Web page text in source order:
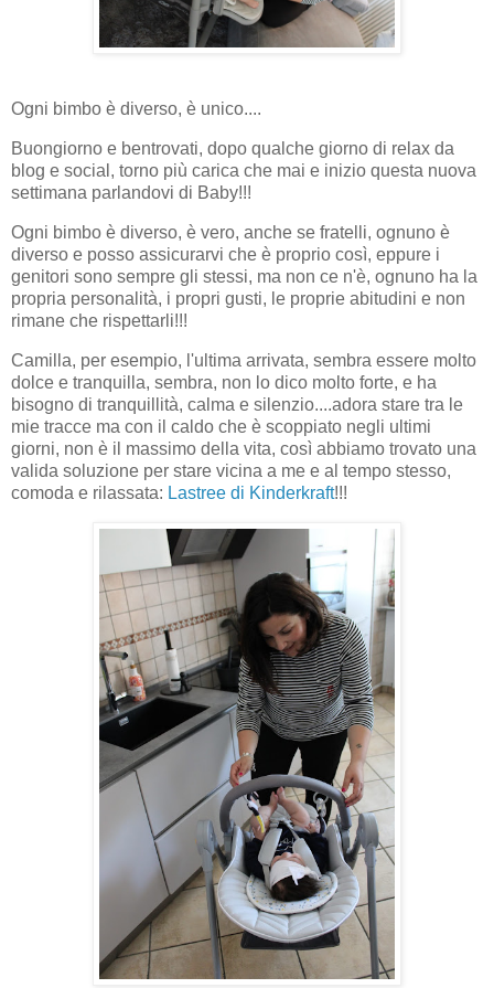
Ogni bimbo è diverso, è unico....
Buongiorno e bentrovati, dopo qualche giorno di relax da
blog e social, torno più carica che mai e inizio questa nuova
settimana parlandovi di Baby!!!
Ogni bimbo è diverso, è vero, anche se fratelli, ognuno è
diverso e posso assicurarvi che è proprio così, eppure i
genitori sono sempre gli stessi, ma non ce n'è, ognuno ha la
propria personalità, i propri gusti, le proprie abitudini e non
rimane che rispettarli!!!
Camilla, per esempio, l'ultima arrivata, sembra essere molto
dolce e tranquilla, sembra, non lo dico molto forte, e ha
bisogno di tranquillità, calma e silenzio....adora stare tra le
mie tracce ma con il caldo che è scoppiato negli ultimi
giorni, non è il massimo della vita, così abbiamo trovato una
valida soluzione per stare vicina a me e al tempo stesso,
comoda e rilassata: Lastree di Kinderkraft!!!